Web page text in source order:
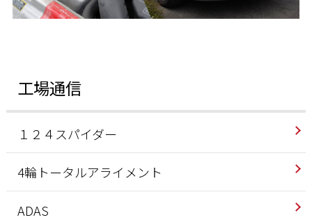
工場通信
１２４スパイダー
4輪トータルアライメント
ADAS